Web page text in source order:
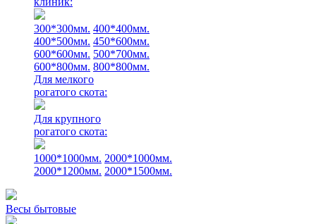
300*300мм. 400*400мм.
400*500мм. 450*600мм.
600*600мм. 500*700мм.
600*800мм. 800*800мм.
Для мелкого
рогатого скота:
Для крупного
рогатого скота:
1000*1000мм. 2000*1000мм.
2000*1200мм. 2000*1500мм.
Весы бытовые